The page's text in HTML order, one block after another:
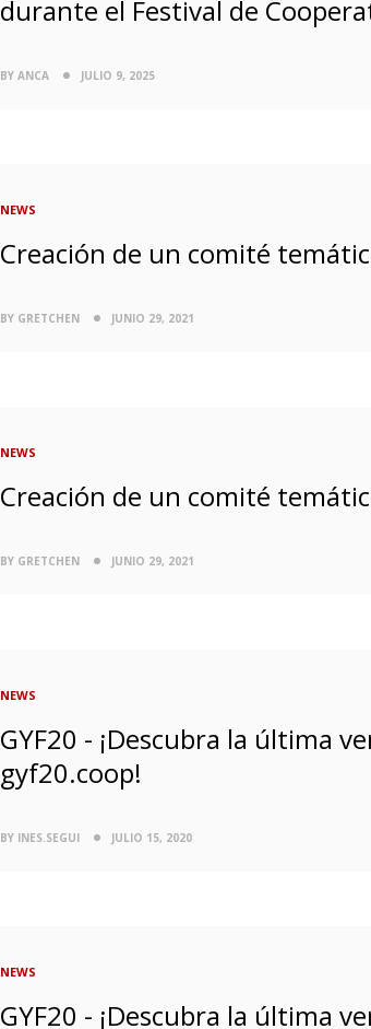
durante el Festival de
BY ANCA JULIO 9, 2025
NEWS
Creación de un comité
BY GRETCHEN JUNIO 29, 2021
NEWS
Creación de un comité
BY GRETCHEN JUNIO 29, 2021
NEWS
GYF20 - ¡Descubra la última
gyf20.coop!
BY INES.SEGUI JULIO 15, 2020
NEWS
GYF20 - ¡Descubra la última